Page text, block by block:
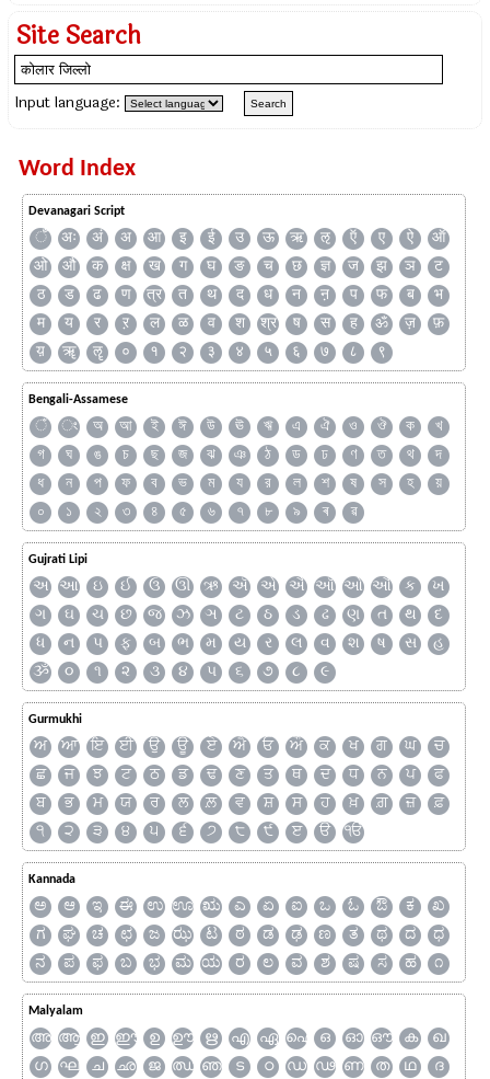
Site Search
Input language:
Word Index
Devanagari Script
ँ अः अं अ आ इ ई उ ऊ ऋ ऌ ऍ ए ऐ
ऑ
ओ
औ क क्ष ख ग घ ङ च छ ज्ञ ज झ ञ
ट
ठ
ड ढ ण त्र त थ द ध न ऩ प फ ब
भ
म
य र ऱ ल ळ व श श्र ष स ह ॐ ज़
फ़
य़
ॠ ॡ ० १ २ ३ ४ ५ ६ ७ ८ ९
Bengali-Assamese
ঁ ং অ আ ই ঈ উ ঊ ঋ এ ঐ ও ঔ ক
খ
গ
ঘ ঙ চ ছ জ ঝ ঞ ঠ ড ঢ ণ ত থ
দ
ধ
ন প ফ ব ভ ম য র ল শ ষ স হ
য়
০
১ ২ ৩ ৪ ৫ ৬ ৭ ৮ ৯ ৰ ৱ
Gujrati Lipi
અ આ ઇ ઈ ઉ ઊ ઋ ઍ એ ઐ ઑ ઓ ઔ ક
ખ
ગ
ઘ ચ છ જ ઝ ઞ ટ ઠ ડ ઢ ણ ત થ
દ
ધ
ન પ ફ બ ભ મ ય ર લ વ શ ષ સ
હ
ૐ
૦ ૧ ૨ ૩ ૪ ૫ ૬ ૭ ૮ ૯
Gurmukhi
ਅ ਆ ਇ ਈ ਉ ਊ ਏ ਐ ਓ ਔ ਕ ਖ ਗ ਘ
ਚ
ਛ
ਜ ਝ ਟ ਠ ਡ ਢ ਣ ਤ ਥ ਦ ਧ ਨ ਪ
ਫ
ਬ
ਭ ਮ ਯ ਰ ਲ ਲ਼ ਵ ਸ਼ ਸ ਹ ਖ਼ ਗ਼ ਜ਼
ਫ਼
੧
੨ ੩ ੪ ੫ ੬ ੭ ੮ ੯ ੲ ੳ ੴ
Kannada
ಅ ಆ ಇ ಈ ಉ ಊ ಋ ಎ ಏ ಐ ಒ ಓ ಔ ಕ
ಖ
ಗ
ಘ ಚ ಛ ಜ ಝ ಟ ಠ ಡ ಢ ಣ ತ ಥ ದ
ಧ
ನ
ಪ ಫ ಬ ಭ ಮ ಯ ರ ಲ ವ ಶ ಷ ಸ ಹ ೧
Malyalam
അ ആ ഇ ഈ ഉ ഊ ഋ എ ഏ ഐ ഒ ഓ ഔ ക
ഖ
ഗ
ഘ ച ഛ ജ ഝ ഞ ട ഠ ഡ ഢ ണ ത ഥ
ദ